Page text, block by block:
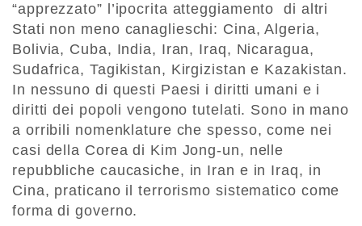
“apprezzato” l’ipocrita atteggiamento di altri
Stati non meno canaglieschi: Cina, Algeria,
Bolivia, Cuba, India, Iran, Iraq, Nicaragua,
Sudafrica, Tagikistan, Kirgizistan e Kazakistan.
In nessuno di questi Paesi i diritti umani e i
diritti dei popoli vengono tutelati. Sono in mano
a orribili nomenklature che spesso, come nei
casi della Corea di Kim Jong-un, nelle
repubbliche caucasiche, in Iran e in Iraq, in
Cina, praticano il terrorismo sistematico come
forma di governo.